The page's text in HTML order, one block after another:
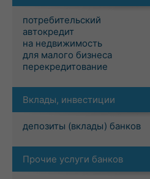
потребительский
автокредит
на недвижимость
для малого бизнеса
перекредитование
Вклады, инвестиции
депозиты (вклады) банков
Прочие услуги банков